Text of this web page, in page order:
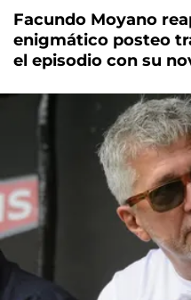
Facundo Moyano
enigmático posteo
el episodio con su